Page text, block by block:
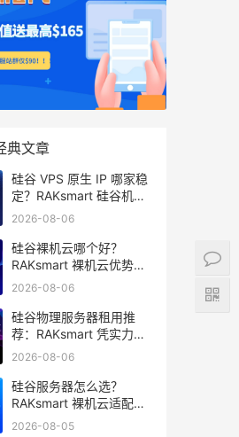
典文章
硅谷 VPS 原生 IP 哪家稳
定？RAKsmart 硅谷机房
深度评测
2026-08-06
硅谷裸机云哪个好？
RAKsmart 裸机云优势全
解析
2026-08-06
硅谷物理服务器租用推
荐：RAKsmart 凭实力成
为跨境业务首选
2026-08-06
硅谷服务器怎么选？
RAKsmart 裸机云适配跨
境电商 手游后台
2026-08-05